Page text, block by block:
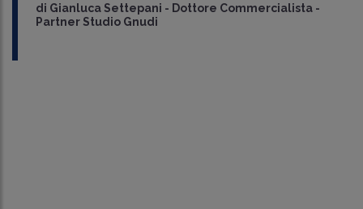
di Gianluca Settepani - Dottore Commercialista -
Partner Studio Gnudi